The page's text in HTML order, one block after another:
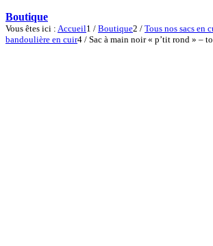
Boutique
Vous êtes ici : Accueil1 / Boutique2 / Tous nos sacs en
bandoulière en cuir4 / Sac à main noir « p’tit rond » –